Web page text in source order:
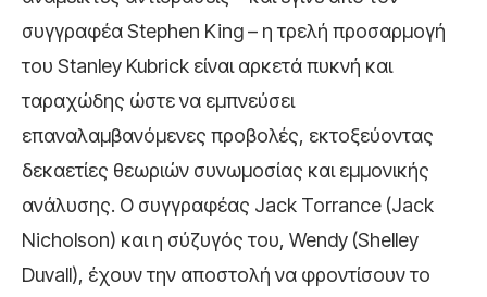
συγγραφέα Stephen King – η τρελή προσαρμογή
του Stanley Kubrick είναι αρκετά πυκνή και
ταραχώδης ώστε να εμπνεύσει
επαναλαμβανόμενες προβολές, εκτοξεύοντας
δεκαετίες θεωριών συνωμοσίας και εμμονικής
ανάλυσης. Ο συγγραφέας Jack Torrance (Jack
Nicholson) και η σύζυγός του, Wendy (Shelley
Duvall), έχουν την αποστολή να φροντίσουν το